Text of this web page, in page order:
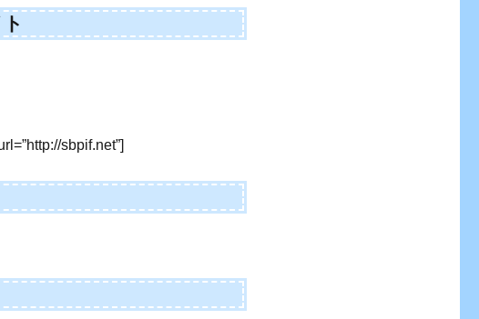
sbpif.net”]